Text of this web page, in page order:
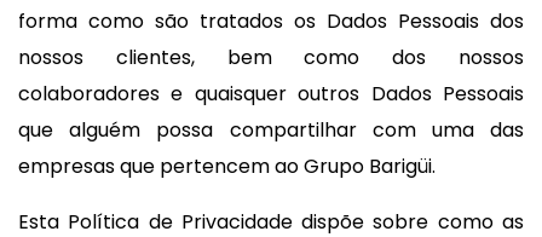
forma como são tratados os Dados Pessoais dos
nossos clientes, bem como dos nossos
colaboradores e quaisquer outros Dados Pessoais
que alguém possa compartilhar com uma das
empresas que pertencem ao Grupo Barigüi.
Esta Política de Privacidade dispõe sobre como as